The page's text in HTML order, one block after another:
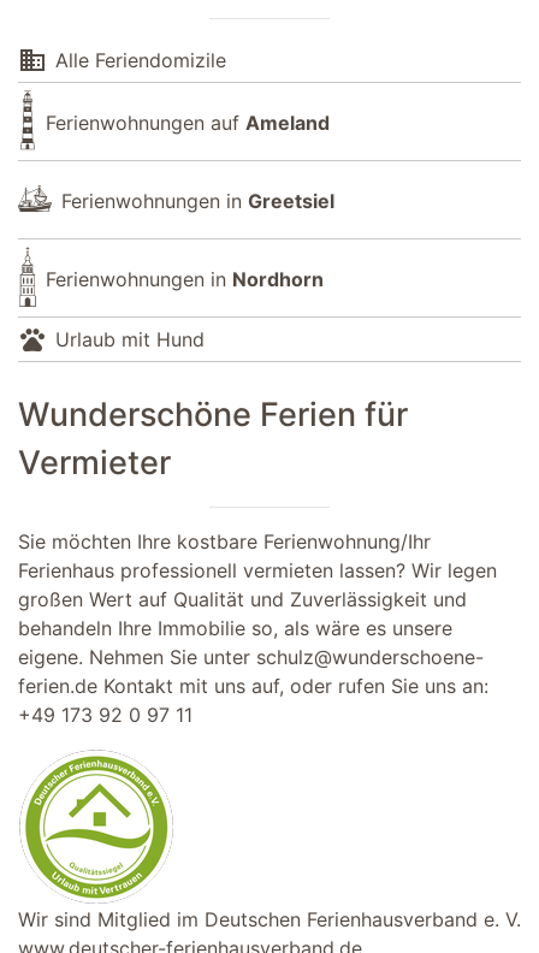
domain Alle Feriendomizile
Ferienwohnungen auf Ameland
Ferienwohnungen in Greetsiel
Ferienwohnungen in Nordhorn
pets Urlaub mit Hund
Wunderschöne Ferien für
Vermieter
Sie möchten Ihre kostbare Ferienwohnung/Ihr
Ferienhaus professionell vermieten lassen? Wir legen
großen Wert auf Qualität und Zuverlässigkeit und
behandeln Ihre Immobilie so, als wäre es unsere
eigene. Nehmen Sie unter schulz@wunderschoene-
ferien.de Kontakt mit uns auf, oder rufen Sie uns an:
+49 173 92 0 97 11
Wir sind Mitglied im Deutschen Ferienhausverband e. V.
www.deutscher-ferienhausverband.de